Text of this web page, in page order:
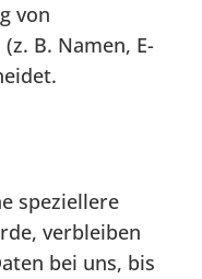
von
B. Namen, E-
speziellere
verbleiben
bei uns, bis